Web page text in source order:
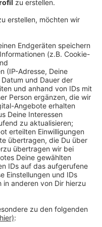
Mit dem Geld
sowie passende
das
werden.
mit E-
kann, welche
können und wie die
wird im Juli
13:11